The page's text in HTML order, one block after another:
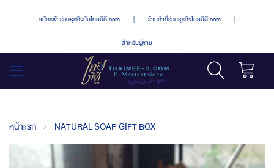
สมัครเข้าร่วมธุรกิจกับไทยมีดี.com | ร้านค้าที่ร่วมธุรกิจไทยมีดี.com |
สำหรับผู้ขาย
หน้าแรก NATURAL SOAP GIFT BOX
Skip